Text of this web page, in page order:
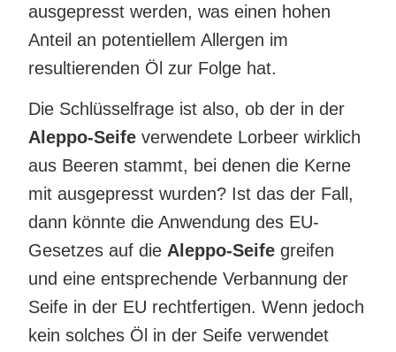
ausgepresst werden, was einen hohen
Anteil an potentiellem Allergen im
resultierenden Öl zur Folge hat.
Die Schlüsselfrage ist also, ob der in der
Aleppo-Seife verwendete Lorbeer wirklich
aus Beeren stammt, bei denen die Kerne
mit ausgepresst wurden? Ist das der Fall,
dann könnte die Anwendung des EU-
Gesetzes auf die Aleppo-Seife greifen
und eine entsprechende Verbannung der
Seife in der EU rechtfertigen. Wenn jedoch
kein solches Öl in der Seife verwendet